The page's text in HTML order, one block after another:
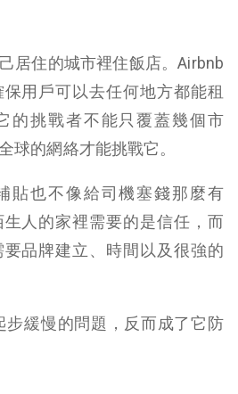
居住的城市裡住飯店。Airbnb
用戶可以去任何地方都能租
的挑戰者不能只覆蓋幾個市
球的網絡才能挑戰它。
貼也不像給司機塞錢那麼有
人的家裡需要的是信任，而
品牌建立、時間以及很強的
步緩慢的問題，反而成了它防